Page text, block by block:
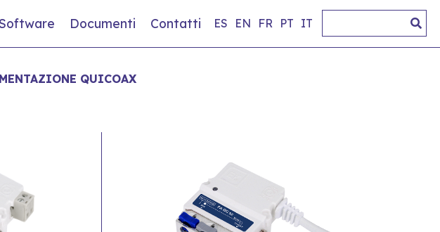
Documenti Contatti ES EN FR PT IT
QUICOAX